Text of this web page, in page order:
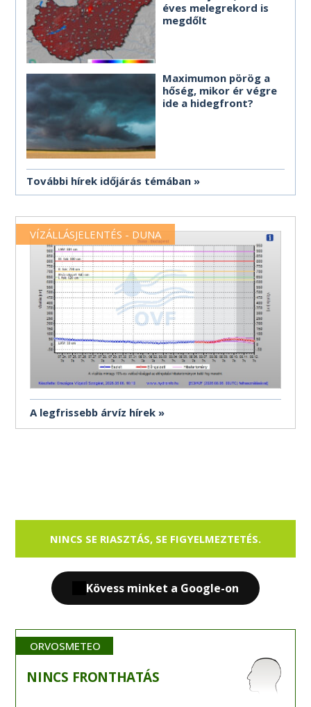
éves melegrekord is
megdőlt
Maximumon pörög a
hőség, mikor ér végre
ide a hidegfront?
További hírek időjárás témában
VÍZÁLLÁSJELENTÉS - DUNA
A legfrissebb árvíz hírek
NINCS SE RIASZTÁS, SE FIGYELMEZTETÉS.
Kövess minket a Google-on
ORVOSMETEO
NINCS FRONTHATÁS